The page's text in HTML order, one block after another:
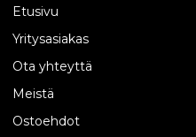
Etusivu
Yritysasiakas
Ota yhteyttä
Meistä
Ostoehdot